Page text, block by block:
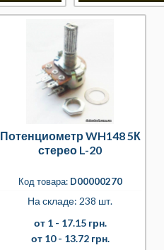
Потенциометр WH148 5К
стерео L-20
Код товара:D00000270
На складе: 238 шт.
от 1 - 17.15 грн.
от 10 - 13.72 грн.